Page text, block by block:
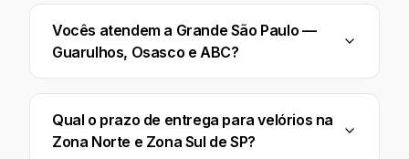
Vocês atendem a Grande São Paulo —
Guarulhos, Osasco e ABC?
Qual o prazo de entrega para velórios na
Zona Norte e Zona Sul de SP?